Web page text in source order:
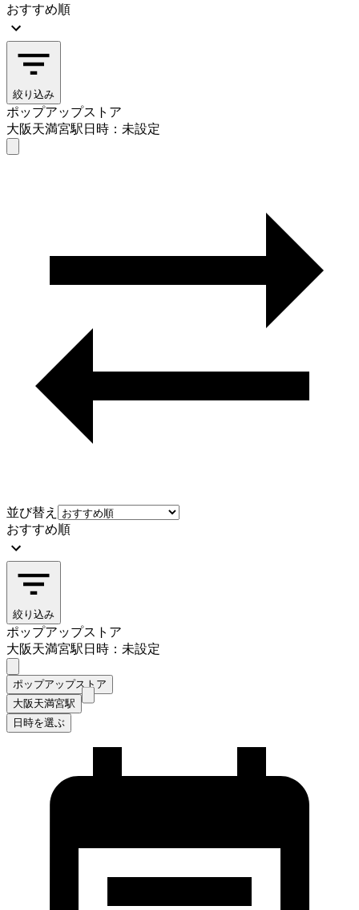
おすすめ順
絞り込み
ポップアップストア
大阪天満宮駅日時：未設定
並び替え
おすすめ順
絞り込み
ポップアップストア
大阪天満宮駅日時：未設定
ポップアップストア
大阪天満宮駅
日時を選ぶ